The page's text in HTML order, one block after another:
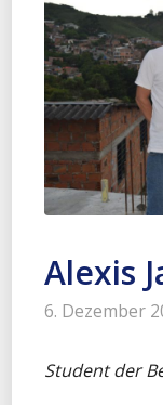
Alexis
6. Dezember
Student der